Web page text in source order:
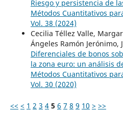
Riesgo y persistencia de
Métodos Cuantitativos
Vol. 38 (2024)
Cecilia Téllez Valle,
Ángeles Ramón Jerónimo,
Diferenciales de bonos
la zona euro: un análisis
Métodos Cuantitativos
Vol. 30 (2020)
<< < 1 2 3 4 5 6 7 8 9 10 > >>